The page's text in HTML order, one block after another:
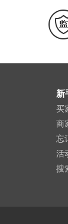
新
买
商
忘
活
搜